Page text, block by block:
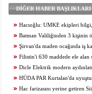
DİĞER HABER BAŞLIKLARI
Hacıoğlu: UMKE ekipleri bilgi,
kurtarıyor
Batman Valiliğinden 3 kişinin
açıklama
Şirvan'da maden ocağında iş
Filistin'i 630 maddede ele alan
Dicle Elektrik modern
HÜDA PAR Kurtalan'da
Hac farizasını yerine getiren